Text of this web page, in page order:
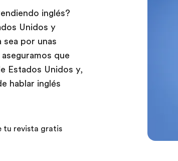
inglés?
Unidos y
sea por unas
que
Estados Unidos y,
hablar inglés
tu revista gratis